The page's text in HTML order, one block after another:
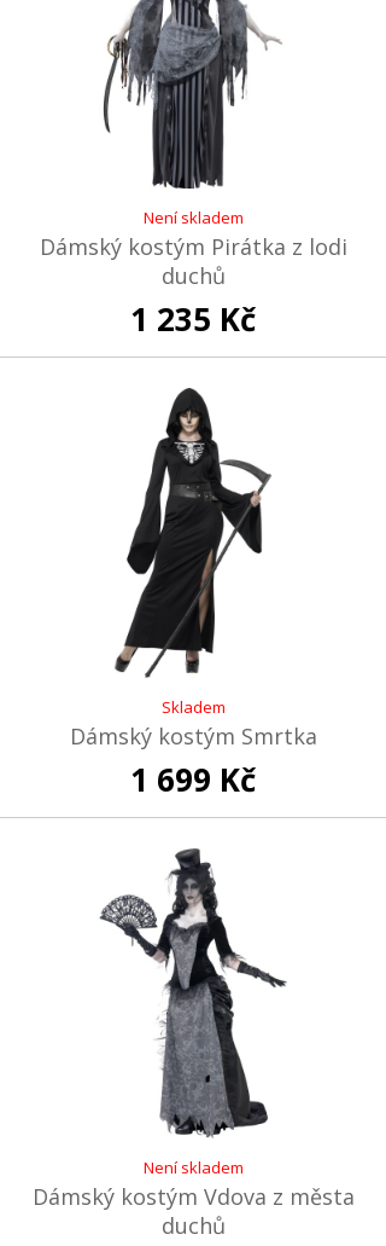
Není skladem
Dámský kostým Pirátka z lodi
duchů
1 235 Kč
Skladem
Dámský kostým Smrtka
1 699 Kč
Není skladem
Dámský kostým Vdova z města
duchů